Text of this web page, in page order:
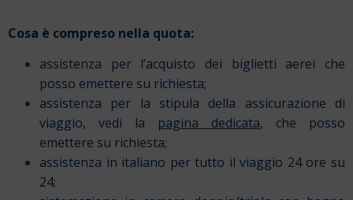
Cosa è compreso nella quota:
assistenza per l’acquisto dei biglietti aerei che
posso emettere su richiesta;
assistenza per la stipula della assicurazione di
viaggio, vedi la pagina dedicata, che posso
emettere su richiesta;
assistenza in italiano per tutto il viaggio 24 ore su
24;